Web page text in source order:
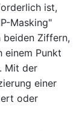
ist,
Masking"
Ziffern,
einem Punkt
Mit der
einer
oder